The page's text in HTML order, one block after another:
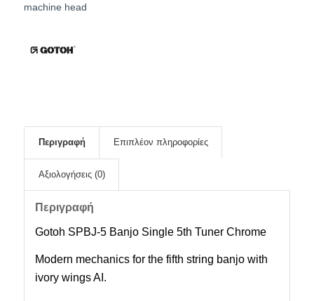
machine head
Περιγραφή Επιπλέον πληροφορίες
Αξιολογήσεις (0)
Περιγραφή
Gotoh SPBJ-5 Banjo Single 5th Tuner Chrome
Modern mechanics for the fifth string banjo with
ivory wings AI.